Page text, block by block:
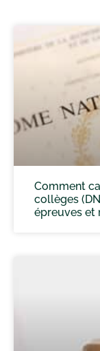
Comment
collèges
épreuves et